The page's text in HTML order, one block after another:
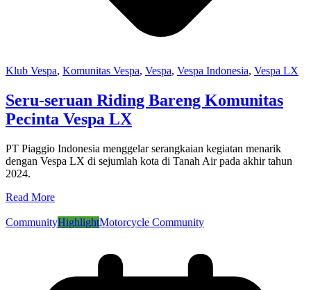
Klub Vespa, Komunitas Vespa, Vespa, Vespa Indonesia, Vespa LX
Seru-seruan Riding Bareng Komunitas
Pecinta Vespa LX
PT Piaggio Indonesia menggelar serangkaian kegiatan menarik
dengan Vespa LX di sejumlah kota di Tanah Air pada akhir tahun
2024.
Read More
CommunityHighlightMotorcycle Community